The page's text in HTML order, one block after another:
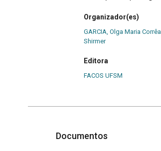
Organizador(es)
GARCIA, Olga Maria Corrêa
Shirmer
Editora
FACOS UFSM
Documentos